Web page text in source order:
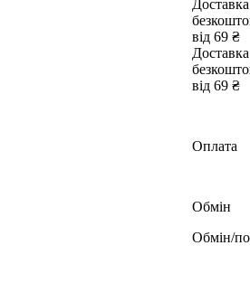
від 69 ₴
від 69 ₴
Оплата
Обмін
Обмін/